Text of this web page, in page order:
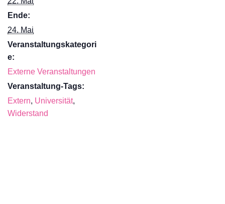
Ende:
24. Mai
Veranstaltungskategori
e:
Externe Veranstaltungen
Veranstaltung-Tags:
Extern, Universität,
Widerstand